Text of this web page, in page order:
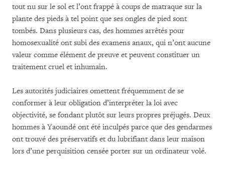
tout nu sur le sol et l’ont frappé à coups de matraque sur la
plante des pieds à tel point que ses ongles de pied sont
tombés. Dans plusieurs cas, des hommes arrêtés pour
homosexualité ont subi des examens anaux, qui n’ont aucune
valeur comme élément de preuve et peuvent constituer un
traitement cruel et inhumain.
Les autorités judiciaires omettent fréquemment de se
conformer à leur obligation d’interpréter la loi avec
objectivité, se fondant plutôt sur leurs propres préjugés. Deux
hommes à Yaoundé ont été inculpés parce que des gendarmes
ont trouvé des préservatifs et du lubrifiant dans leur maison
lors d’une perquisition censée porter sur un ordinateur volé.